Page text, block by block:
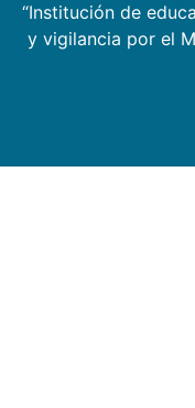
“Institución de
y vigilancia por el